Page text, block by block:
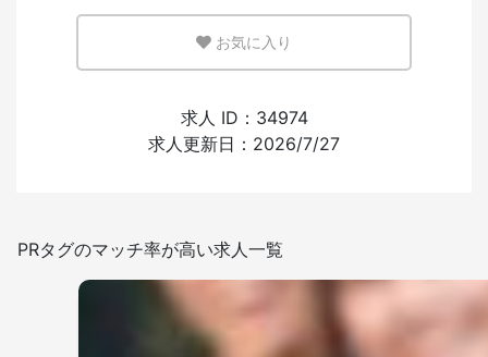
日本語を使う頻度
お気に入り
求人 ID：34974
求人更新日：2026/7/27
PRタグのマッチ率が高い求人一覧